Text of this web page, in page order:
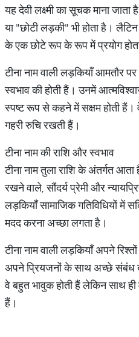
यह देवी लक्ष्मी का सूचक माना
या "छोटी लड़की" भी होता है।
के एक छोटे रूप के रूप में प्रयोग
टीना नाम वाली लड़कियाँ आमतौर
स्वभाव की होती हैं। उनमें
स्पष्ट रूप से कहने में सक्षम होती हैं।
गहरी रुचि रखती हैं।
टीना नाम की राशि और स्वभाव
टीना नाम तुला राशि के अंतर्गत
रखने वाले, सौंदर्य प्रेमी और
लड़कियाँ सामाजिक गतिविधियों में
मदद करना अच्छा लगता है।
टीना नाम वाली लड़कियाँ अपने
अपने प्रियजनों के साथ अच्छे संबंध
वे बहुत भावुक होती हैं लेकिन साथ
हैं।